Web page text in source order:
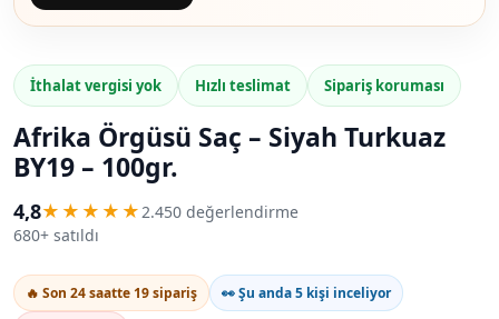
İthalat vergisi yok Hızlı teslimat Sipariş koruması
Afrika Örgüsü Saç – Siyah Turkuaz
BY19 – 100gr.
4,8★★★★★ 2.450 değerlendirme
680+ satıldı
🔥 Son 24 saatte 19 sipariş
👀 Şu anda 5 kişi inceliyor